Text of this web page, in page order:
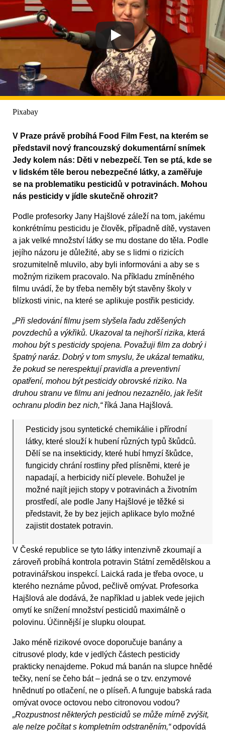
Pixabay
V Praze právě probíhá Food Film Fest, na kterém se
představil nový francouzský dokumentární snímek
Jedy kolem nás: Děti v nebezpečí. Ten se ptá, kde se
v lidském těle berou nebezpečné látky, a zaměřuje
se na problematiku pesticidů v potravinách. Mohou
nás pesticidy v jídle skutečně ohrozit?
Podle profesorky Jany Hajšlové záleží na tom, jakému
konkrétnímu pesticidu je člověk, případně dítě, vystaven
a jak velké množství látky se mu dostane do těla. Podle
jejího názoru je důležité, aby se s lidmi o rizicích
srozumitelně mluvilo, aby byli informováni a aby se s
možným rizikem pracovalo. Na příkladu zmíněného
filmu uvádí, že by třeba neměly být stavěny školy v
blízkosti vinic, na které se aplikuje postřik pesticidy.
„Při sledování filmu jsem slyšela řadu zděšených
povzdechů a výkřiků. Ukazoval ta nejhorší rizika, která
mohou být s pesticidy spojena. Považuji film za dobrý i
špatný naráz. Dobrý v tom smyslu, že ukázal tematiku,
že pokud se nerespektují pravidla a preventivní
opatření, mohou být pesticidy obrovské riziko. Na
druhou stranu ve filmu ani jednou nezaznělo, jak řešit
ochranu plodin bez nich,“říká Jana Hajšlová.
Pesticidy jsou syntetické chemikálie i přírodní
látky, které slouží k hubení různých typů škůdců.
Dělí se na insekticidy, které hubí hmyzí škůdce,
fungicidy chrání rostliny před plísněmi, které je
napadají, a herbicidy ničí plevele. Bohužel je
možné najít jejich stopy v potravinách a životním
prostředí, ale podle Jany Hajšlové je těžké si
představit, že by bez jejich aplikace bylo možné
zajistit dostatek potravin.
V České republice se tyto látky intenzivně zkoumají a
zároveň probíhá kontrola potravin Státní zemědělskou a
potravinářskou inspekcí. Laická rada je třeba ovoce, u
kterého neznáme původ, pečlivě omývat. Profesorka
Hajšlová ale dodává, že například u jablek vede jejich
omytí ke snížení množství pesticidů maximálně o
polovinu. Účinnější je slupku oloupat.
Jako méně rizikové ovoce doporučuje banány a
citrusové plody, kde v jedlých částech pesticidy
prakticky nenajdeme. Pokud má banán na slupce hnědé
tečky, není se čeho bát – jedná se o tzv. enzymové
hnědnutí po otlačení, ne o plíseň. A funguje babská rada
omývat ovoce octovou nebo citronovou vodou?
„Rozpustnost některých pesticidů se může mírně zvýšit,
ale nelze počítat s kompletním odstraněním,“odpovídá